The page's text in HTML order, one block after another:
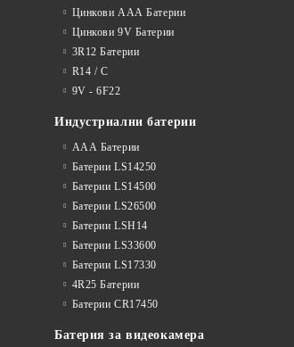
Цинкови ААА Батерии
Цинкови 9V Батерии
3R12 Батерии
R14 / C
9V - 6F22
Индустриални батерии
ААА Батерии
Батерии LS14250
Батерии LS14500
Батерии LS26500
Батерии LSH14
Батерии LS33600
Батерии LS17330
4R25 Батерии
Батерии CR17450
Батерия за видеокамера